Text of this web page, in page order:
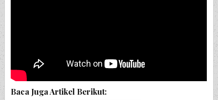
Baca Juga Artikel Berikut: